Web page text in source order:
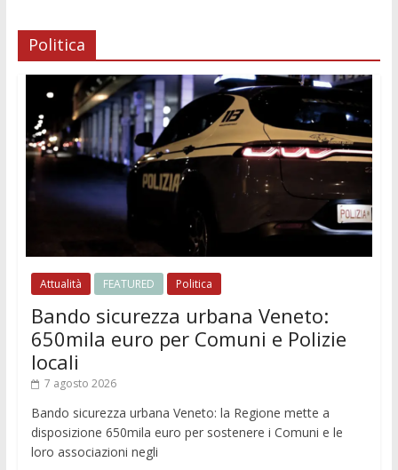
Politica
Attualità FEATURED Politica
Bando sicurezza urbana Veneto:
650mila euro per Comuni e Polizie
locali
7 agosto 2026
Bando sicurezza urbana Veneto: la Regione mette a
disposizione 650mila euro per sostenere i Comuni e le
loro associazioni negli